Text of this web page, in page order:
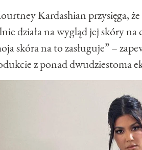
Kardashian przysięga,
działa na wygląd jej skóry na
skóra na to zasługuje” –
z ponad dwudziestoma